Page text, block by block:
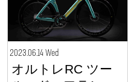
2023.06.14 Wed
オルトレRC ツー